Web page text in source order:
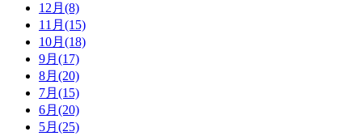
12月(8)
11月(15)
10月(18)
9月(17)
8月(20)
7月(15)
6月(20)
5月(25)